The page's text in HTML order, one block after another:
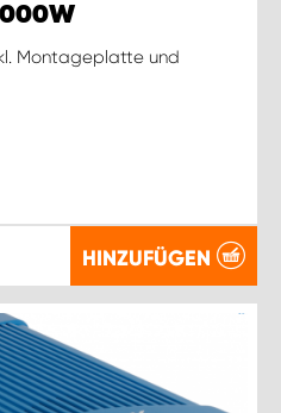
Montageplatte und
HINZUFÜGEN